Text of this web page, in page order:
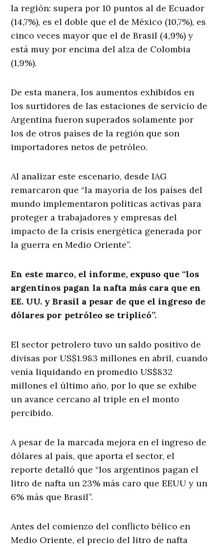
la región: supera por 10 puntos al de Ecuador
(14,7%), es el doble que el de México (10,7%), es
cinco veces mayor que el de Brasil (4,9%) y
está muy por encima del alza de Colombia
(1,9%).
De esta manera, los aumentos exhibidos en
los surtidores de las estaciones de servicio de
Argentina fueron superados solamente por
los de otros países de la región que son
importadores netos de petróleo.
Al analizar este escenario, desde IAG
remarcaron que “la mayoría de los países del
mundo implementaron políticas activas para
proteger a trabajadores y empresas del
impacto de la crisis energética generada por
la guerra en Medio Oriente”.
En este marco, el informe, expuso que “los
argentinos pagan la nafta más cara que en
EE. UU. y Brasil a pesar de que el ingreso de
dólares por petróleo se triplicó”.
El sector petrolero tuvo un saldo positivo de
divisas por US$1.983 millones en abril, cuando
venía liquidando en promedio US$832
millones el último año, por lo que se exhibe
un avance cercano al triple en el monto
percibido.
A pesar de la marcada mejora en el ingreso de
dólares al país, que aporta el sector, el
reporte detalló que “los argentinos pagan el
litro de nafta un 23% más caro que EEUU y un
6% más que Brasil”.
Antes del comienzo del conflicto bélico en
Medio Oriente, el precio del litro de nafta